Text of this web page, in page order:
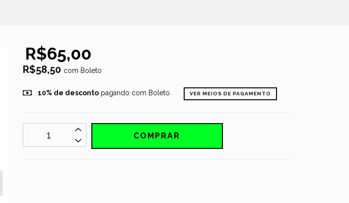
R$65,00
R$58,50 com Boleto
10% de descontopagando com Boleto VER MEIOS DE PAGAMENTO